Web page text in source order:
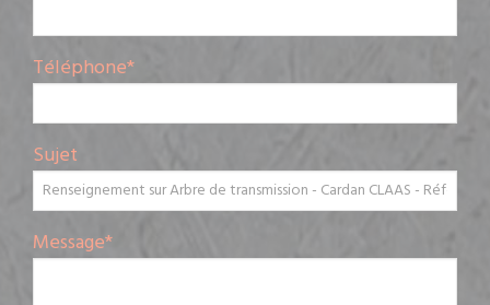
Téléphone*
Sujet
Message*